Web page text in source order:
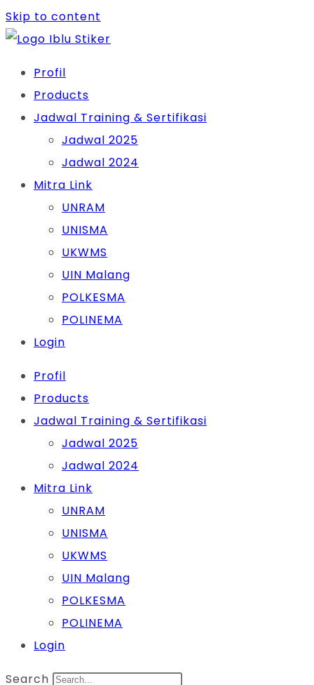
Skip to content
Profil
Products
Jadwal Training & Sertifikasi
Jadwal 2025
Jadwal 2024
Mitra Link
UNRAM
UNISMA
UKWMS
UIN Malang
POLKESMA
POLINEMA
Login
Profil
Products
Jadwal Training & Sertifikasi
Jadwal 2025
Jadwal 2024
Mitra Link
UNRAM
UNISMA
UKWMS
UIN Malang
POLKESMA
POLINEMA
Login
Search